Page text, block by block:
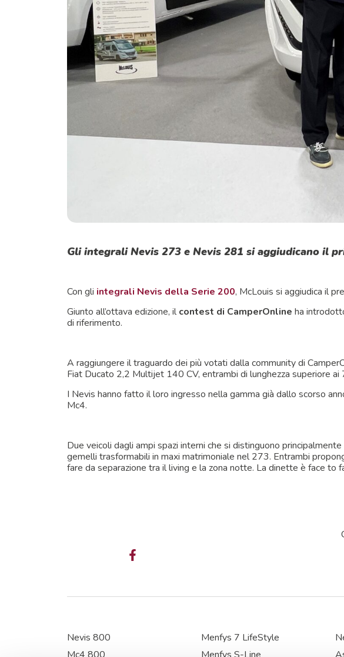
Gli integrali Nevis 273 e Nevis 281 si aggiudicano il
Con gli integrali Nevis della Serie 200, McLouis si aggiudica il
Giunto all’ottava edizione, ilcontest di CamperOnline ha
di riferimento.
A raggiungere il traguardo dei più votati dalla community di
Fiat Ducato 2,2 Multijet 140 CV, entrambi di lunghezza superiore ai
I Nevis hanno fatto il loro ingresso nella gamma già dallo scorso
Mc4.
Due veicoli dagli ampi spazi interni che si distinguono
gemelli trasformabili in maxi matrimoniale nel 273. Entrambi
fare da separazione tra il living e la zona notte. La dinette è face
Nevis 800
Menfys 7 LifeStyle